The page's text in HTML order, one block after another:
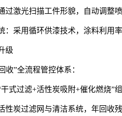
过激光扫描工件形貌，自动调整
：采用循环供漆技术，涂料利用
级
收”全流程管控体系：
式过滤+活性炭吸附+催化燃烧”
性炭过滤网与清洁系统，年回收